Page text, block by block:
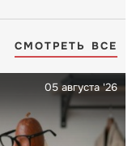
СМОТРЕТЬ ВСЕ
05 августа '26